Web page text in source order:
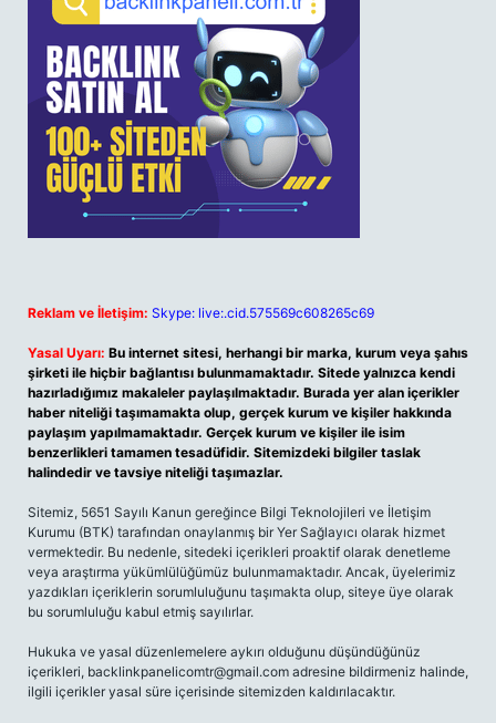
Reklam ve İletişim: Skype: live:.cid.575569c608265c69
Yasal Uyarı: Bu internet sitesi, herhangi bir marka, kurum veya şahıs
şirketi ile hiçbir bağlantısı bulunmamaktadır. Sitede yalnızca kendi
hazırladığımız makaleler paylaşılmaktadır. Burada yer alan içerikler
haber niteliği taşımamakta olup, gerçek kurum ve kişiler hakkında
paylaşım yapılmamaktadır. Gerçek kurum ve kişiler ile isim
benzerlikleri tamamen tesadüfidir. Sitemizdeki bilgiler taslak
halindedir ve tavsiye niteliği taşımazlar.
Sitemiz, 5651 Sayılı Kanun gereğince Bilgi Teknolojileri ve İletişim
Kurumu (BTK) tarafından onaylanmış bir Yer Sağlayıcı olarak hizmet
vermektedir. Bu nedenle, sitedeki içerikleri proaktif olarak denetleme
veya araştırma yükümlülüğümüz bulunmamaktadır. Ancak, üyelerimiz
yazdıkları içeriklerin sorumluluğunu taşımakta olup, siteye üye olarak
bu sorumluluğu kabul etmiş sayılırlar.
Hukuka ve yasal düzenlemelere aykırı olduğunu düşündüğünüz
içerikleri, backlinkpanelicomtr@gmail.com adresine bildirmeniz halinde,
ilgili içerikler yasal süre içerisinde sitemizden kaldırılacaktır.